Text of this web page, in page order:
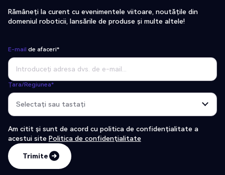
Rămâneți la curent cu evenimentele viitoare, noutățile din
domeniul roboticii, lansările de produse și multe altele!
E-mail de afaceri*
Țara/Regiunea*
Am citit și sunt de acord cu politica de confidențialitate a
acestui site Politica de confidențialitate
Trimite
Trimite